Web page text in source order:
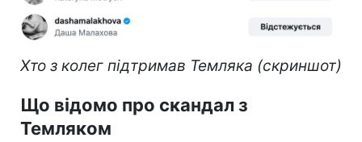
Хто з колег підтримав Темляка (скриншот)
Що відомо про скандал з
Темляком